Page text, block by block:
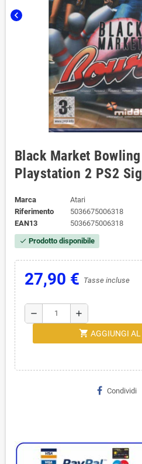
chevron_left
Black Market
Playstation 2 PS2
Marca
Atari
Riferimento
5036675006318
EAN13
5036675006318
check Prodotto disponibile
27,90 € Tasse incluse
remove add
shopping_cart AGGIUNGI
Condividi